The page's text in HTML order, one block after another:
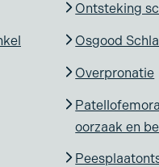
Ontsteking
Osgood
Overpronatie
oorzaak en